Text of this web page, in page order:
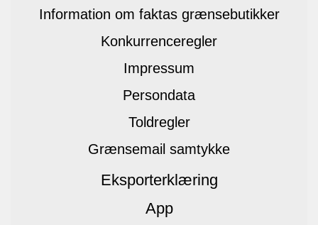
Information om faktas grænsebutikker
Konkurrenceregler
Impressum
Persondata
Toldregler
Grænsemail samtykke
Eksporterklæring
App